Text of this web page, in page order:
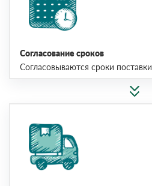
Согласование сроков
Согласовываются сроки поставки